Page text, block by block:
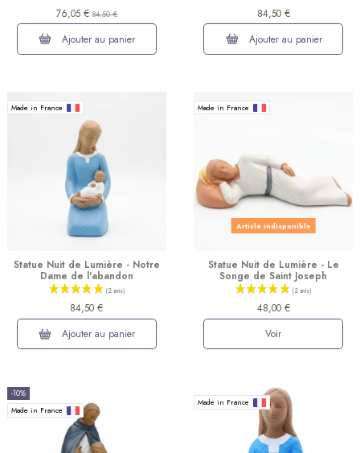
76,05 € 84,50 €
Ajouter au panier
84,50 €
Ajouter au panier
Made in France
Statue Nuit de Lumière - Notre
Dame de l'abandon
84,50 €
Ajouter au panier
Made in France
Article indisponible
Statue Nuit de Lumière - Le
Songe de Saint Joseph
48,00 €
Voir
-10%
Made in France
Made in France